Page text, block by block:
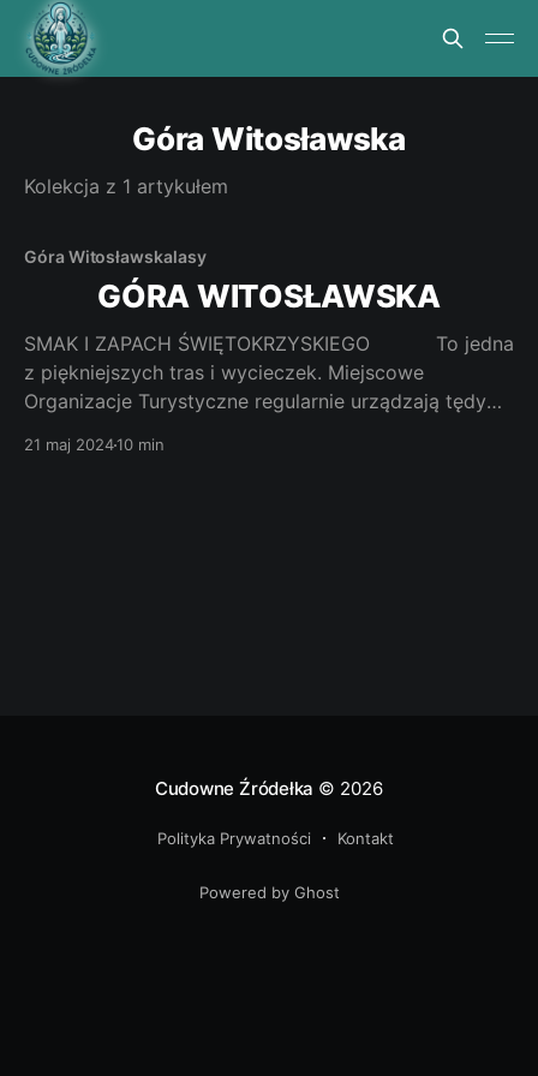
Góra Witosławska
Kolekcja z 1 artykułem
Góra Witosławskalasy
GÓRA WITOSŁAWSKA
SMAK I ZAPACH ŚWIĘTOKRZYSKIEGO To jedna
z piękniejszych tras i wycieczek. Miejscowe
Organizacje Turystyczne regularnie urządzają tędy
wszystkim im wędrówka tutaj wypełnia ich
21 maj 202410 min
Cudowne Źródełka © 2026
Polityka Prywatności Kontakt
Powered by Ghost